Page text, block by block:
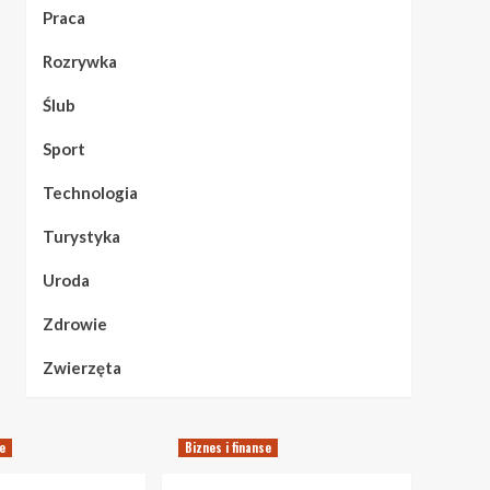
Praca
Rozrywka
Ślub
Sport
Technologia
Turystyka
Uroda
Zdrowie
Zwierzęta
Biznes i finanse